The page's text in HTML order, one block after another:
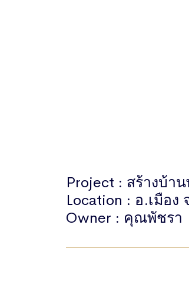
Project : สร้างบ้า
Location : อ.เมือ
Owner : คุณพัชรา